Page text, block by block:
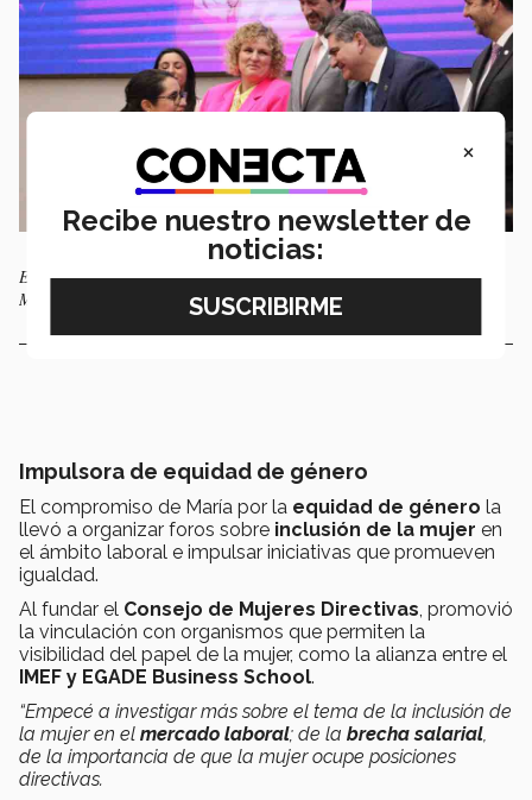
El Premio Mujer Tec se llevó a cabo el pasado 12 de marzo. Foto:
Marlene González.
Impulsora de equidad de género
El compromiso de María por la equidad de género la
llevó a organizar foros sobre inclusión de la mujer en
el ámbito laboral e impulsar iniciativas que promueven
igualdad.
Al fundar el Consejo de Mujeres Directivas , promovió
la vinculación con organismos que permiten la
visibilidad del papel de la mujer, como la alianza entre el
IMEF y EGADE Business School.
“Empecé a investigar más sobre el tema de la inclusión de
la mujer en el mercado laboral; de la brecha salarial
de la importancia de que la mujer ocupe posiciones
directivas.
×
Recibe nuestro newsletter de
noticias: